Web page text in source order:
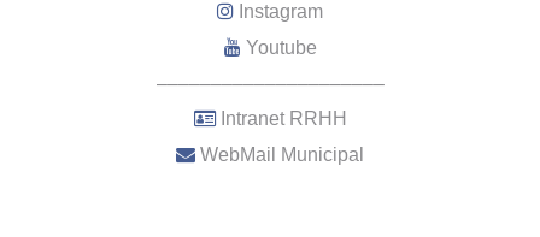
Instagram
Youtube
–––––––––––––––––––––
Intranet RRHH
WebMail Municipal